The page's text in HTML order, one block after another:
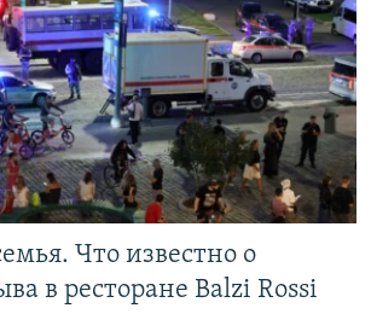
Что известно о
в ресторане Balzi Rossi